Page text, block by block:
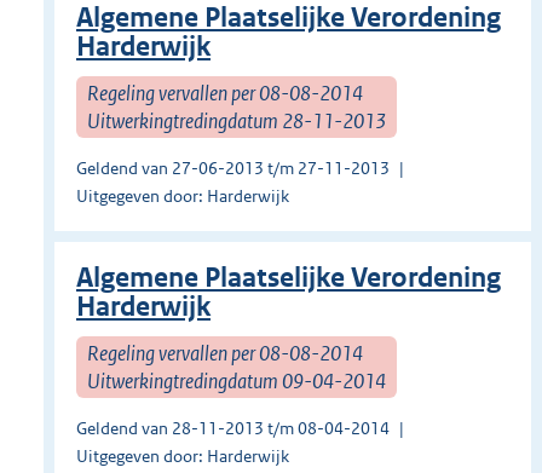
Algemene Plaatselijke Verordening
Harderwijk
Regeling vervallen per 08-08-2014
Uitwerkingtredingdatum 28-11-2013
Geldend van 27-06-2013 t/m 27-11-2013
Uitgegeven door: Harderwijk
Algemene Plaatselijke Verordening
Harderwijk
Regeling vervallen per 08-08-2014
Uitwerkingtredingdatum 09-04-2014
Geldend van 28-11-2013 t/m 08-04-2014
Uitgegeven door: Harderwijk